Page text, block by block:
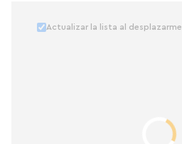
Actualizar la lista al desplazarme